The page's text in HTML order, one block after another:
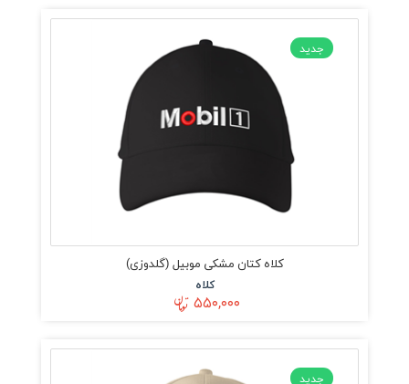
جدید
کلاه کتان مشکی موبیل (گلدوزی)
کلاه
۵۵۰,۰۰۰
جدید